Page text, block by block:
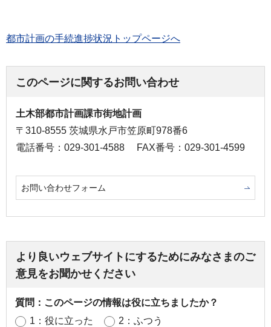
都市計画の手続進捗状況トップページへ
このページに関するお問い合わせ
土木部都市計画課市街地計画
〒310-8555 茨城県水戸市笠原町978番6
電話番号：029-301-4588
FAX番号：029-301-4599
お問い合わせフォーム
より良いウェブサイトにするためにみなさまのご
意見をお聞かせください
質問：このページの情報は役に立ちましたか？
1：役に立った
2：ふつう